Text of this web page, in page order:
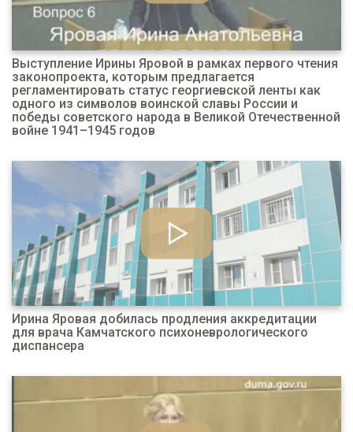
Выступление Ирины Яровой в рамках первого чтения
законопроекта, которым предлагается
регламентировать статус георгиевской ленты как
одного из символов воинской славы России и
победы советского народа в Великой Отечественной
войне 1941–1945 годов
Ирина Яровая добилась продления аккредитации
для врача Камчатского психоневрологического
диспансера